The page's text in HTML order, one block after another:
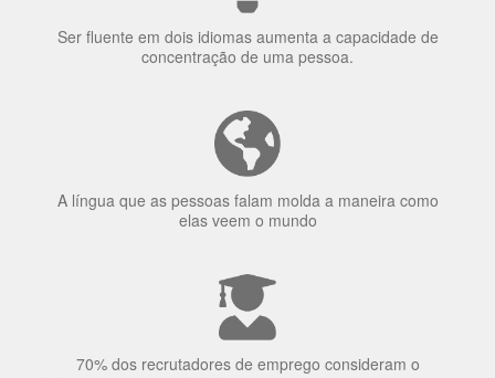
concentração de uma pessoa.
elas veem o mundo